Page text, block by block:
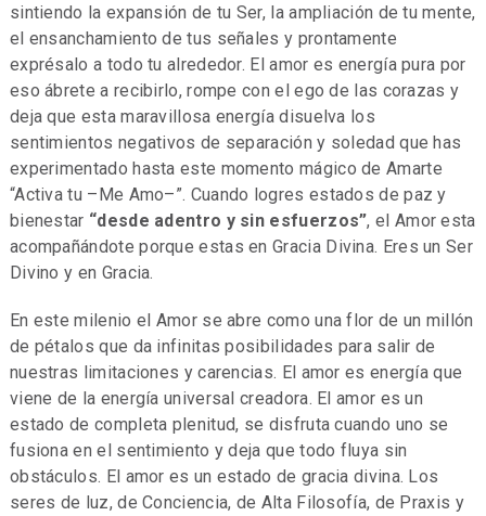
sintiendo la expansión de tu Ser, la ampliación de tu mente,
el ensanchamiento de tus señales y prontamente
exprésalo a todo tu alrededor. El amor es energía pura por
eso ábrete a recibirlo, rompe con el ego de las corazas y
deja que esta maravillosa energía disuelva los
sentimientos negativos de separación y soledad que has
experimentado hasta este momento mágico de Amarte
“Activa tu –Me Amo–”. Cuando logres estados de paz y
bienestar “desde adentro y sin esfuerzos”, el Amor esta
acompañándote porque estas en Gracia Divina. Eres un Ser
Divino y en Gracia.
En este milenio el Amor se abre como una flor de un millón
de pétalos que da infinitas posibilidades para salir de
nuestras limitaciones y carencias. El amor es energía que
viene de la energía universal creadora. El amor es un
estado de completa plenitud, se disfruta cuando uno se
fusiona en el sentimiento y deja que todo fluya sin
obstáculos. El amor es un estado de gracia divina. Los
seres de luz, de Conciencia, de Alta Filosofía, de Praxis y